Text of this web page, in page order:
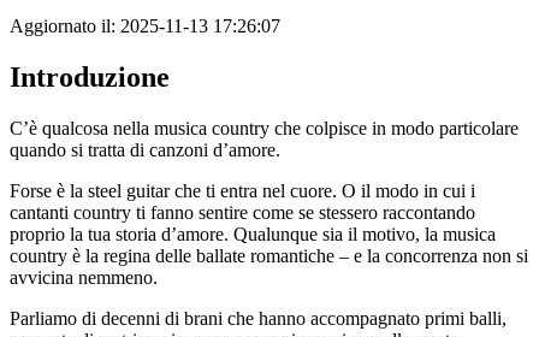
Aggiornato il: 2025-11-13 17:26:07
Introduzione
C’è qualcosa nella musica country che colpisce in modo particolare
quando si tratta di canzoni d’amore.
Forse è la steel guitar che ti entra nel cuore. O il modo in cui i
cantanti country ti fanno sentire come se stessero raccontando
proprio la tua storia d’amore. Qualunque sia il motivo, la musica
country è la regina delle ballate romantiche – e la concorrenza non si
avvicina nemmeno.
Parliamo di decenni di brani che hanno accompagnato primi balli,